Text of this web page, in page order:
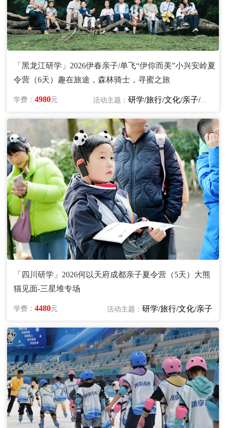
「黑龙江研学」2026伊春亲子/单飞“伊你而美”小兴安岭夏
令营（6天）趣在旅途，森林骑士，寻蜜之旅
学费：4980元 活动主题：研学/旅行/文化/亲子/自然
「四川研学」2026何以天府成都亲子夏令营（5天）大熊
猫见面-三星堆专场
学费：4480元 活动主题： 研学/旅行/文化/亲子